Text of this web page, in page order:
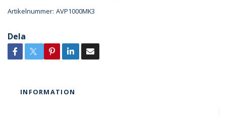
Artikelnummer: AVP1000MK3
Dela
INFORMATION